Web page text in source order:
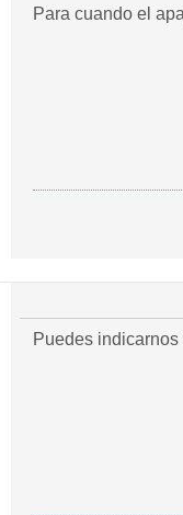
Para cuando el
Puedes